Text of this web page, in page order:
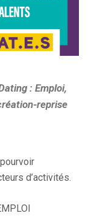
: Emploi,
reprise
d’activités.